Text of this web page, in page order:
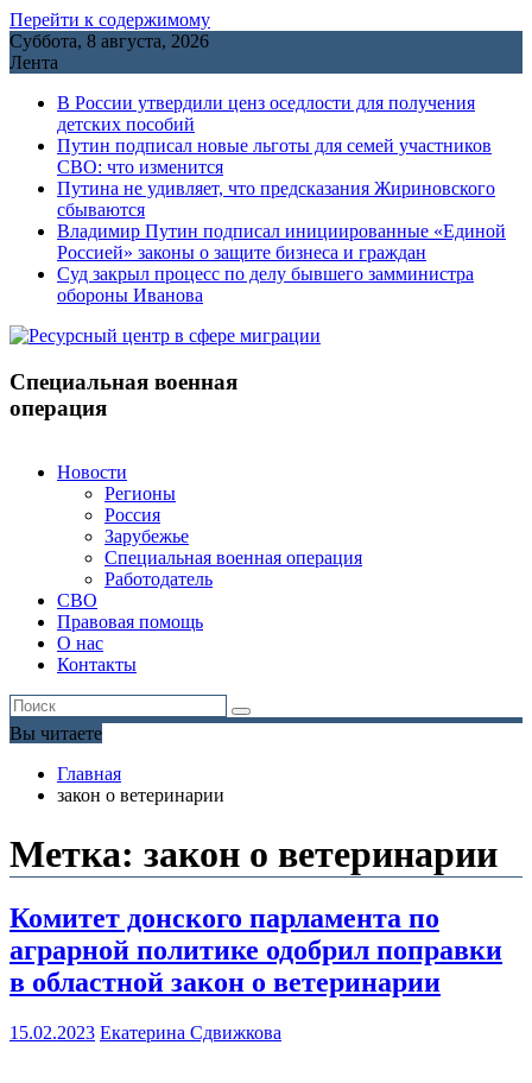
Перейти к содержимому
Суббота, 8 августа, 2026
Лента
В России утвердили ценз оседлости для получения
детских пособий
Путин подписал новые льготы для семей участников
СВО: что изменится
Путина не удивляет, что предсказания Жириновского
сбываются
Владимир Путин подписал инициированные «Единой
Россией» законы о защите бизнеса и граждан
Cуд закрыл процесс по делу бывшего замминистра
обороны Иванова
Специальная военная
операция
Новости
Регионы
Россия
Зарубежье
Специальная военная операция
Работодатель
СВО
Правовая помощь
О нас
Контакты
Вы читаете
Главная
закон о ветеринарии
Метка: закон о ветеринарии
Комитет донского парламента по
аграрной политике одобрил поправки
в областной закон о ветеринарии
15.02.2023 Екатерина Сдвижкова